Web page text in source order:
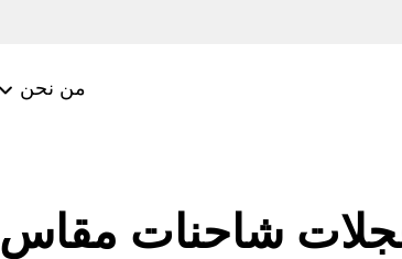
من نحن
شاحنات مقاس 16 بوصة